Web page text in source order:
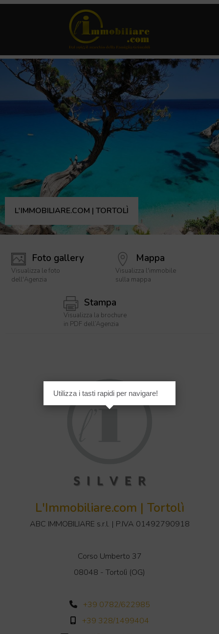
L'IMMOBILIARE.COM | TORTOLÌ
Foto gallery
Visualizza le foto
dell'Agenzia
Mappa
Visualizza l'immobile
sulla mappa
Stampa
Visualizza la brochure
in PDF dell’Agenzia
L'Immobiliare.com | Tortolì
ABC IMMOBILIARE s.r.l. | P.IVA 01492790918
Corso Umberto 37
08048 - Tortolì (OG)
+39 0782/622985
+39 328/1499404
Utilizza i tasti rapidi per navigare!